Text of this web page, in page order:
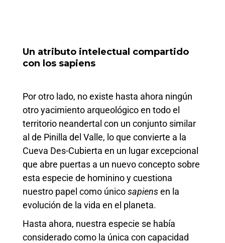
Un atributo intelectual compartido
con los sapiens
Por otro lado, no existe hasta ahora ningún
otro yacimiento arqueológico en todo el
territorio neandertal con un conjunto similar
al de Pinilla del Valle, lo que convierte a la
Cueva Des-Cubierta en un lugar excepcional
que abre puertas a un nuevo concepto sobre
esta especie de hominino y cuestiona
nuestro papel como únicosapiensen la
evolución de la vida en el planeta.
Hasta ahora, nuestra especie se había
considerado como la única con capacidad